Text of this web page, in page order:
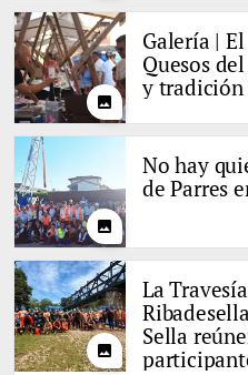
photo
Galería |
Quesos
y tradición
photo
No hay
de Parres
photo
La
Sella